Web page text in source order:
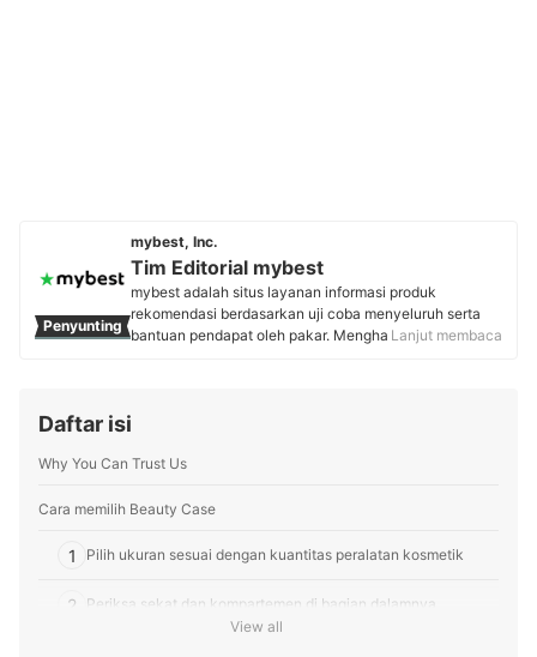
Penyunting
mybest, Inc.
Tim Editorial mybest
mybest adalah situs layanan informasi produk
rekomendasi berdasarkan uji coba menyeluruh serta
bantuan pendapat oleh pakar. Menghasilkan konten
Profil Tim Editorial mybest
Lanjut membaca
Daftar isi
Why You Can Trust Us
Cara memilih Beauty Case
1 Pilih ukuran sesuai dengan kuantitas peralatan kosmetik
2 Periksa sekat dan kompartemen di bagian dalamnya
View all